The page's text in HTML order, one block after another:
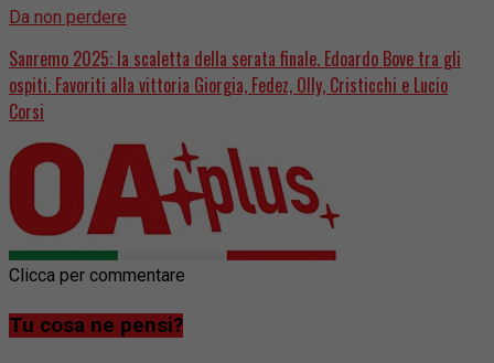
Da non perdere
Sanremo 2025: la scaletta della serata finale. Edoardo Bove tra gli
ospiti. Favoriti alla vittoria Giorgia, Fedez, Olly, Cristicchi e Lucio
Corsi
Clicca per commentare
Tu cosa ne pensi?